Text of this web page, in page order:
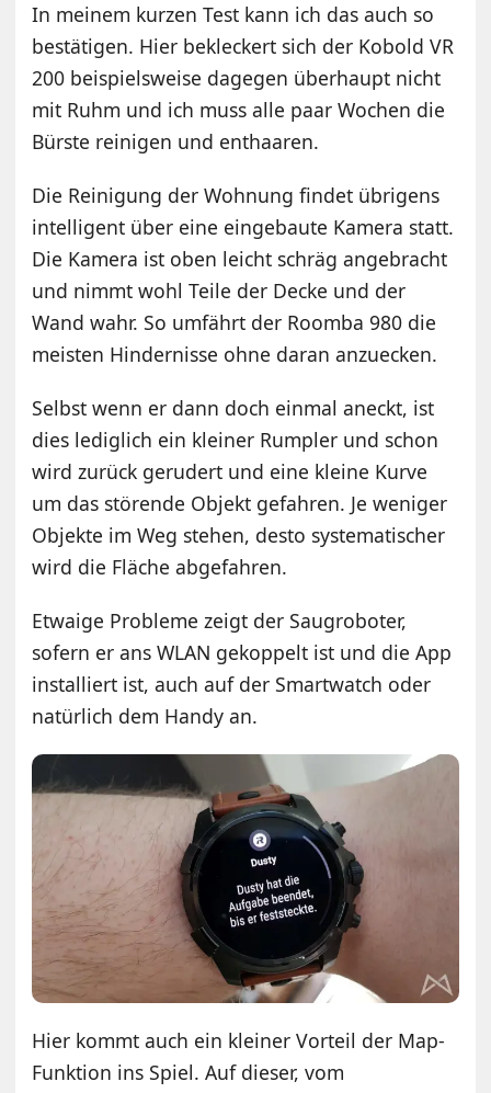
In meinem kurzen Test kann ich das auch so
bestätigen. Hier bekleckert sich der Kobold VR
200 beispielsweise dagegen überhaupt nicht
mit Ruhm und ich muss alle paar Wochen die
Bürste reinigen und enthaaren.
Die Reinigung der Wohnung findet übrigens
intelligent über eine eingebaute Kamera statt.
Die Kamera ist oben leicht schräg angebracht
und nimmt wohl Teile der Decke und der
Wand wahr. So umfährt der Roomba 980 die
meisten Hindernisse ohne daran anzuecken.
Selbst wenn er dann doch einmal aneckt, ist
dies lediglich ein kleiner Rumpler und schon
wird zurück gerudert und eine kleine Kurve
um das störende Objekt gefahren. Je weniger
Objekte im Weg stehen, desto systematischer
wird die Fläche abgefahren.
Etwaige Probleme zeigt der Saugroboter,
sofern er ans WLAN gekoppelt ist und die App
installiert ist, auch auf der Smartwatch oder
natürlich dem Handy an.
Hier kommt auch ein kleiner Vorteil der Map-
Funktion ins Spiel. Auf dieser, vom